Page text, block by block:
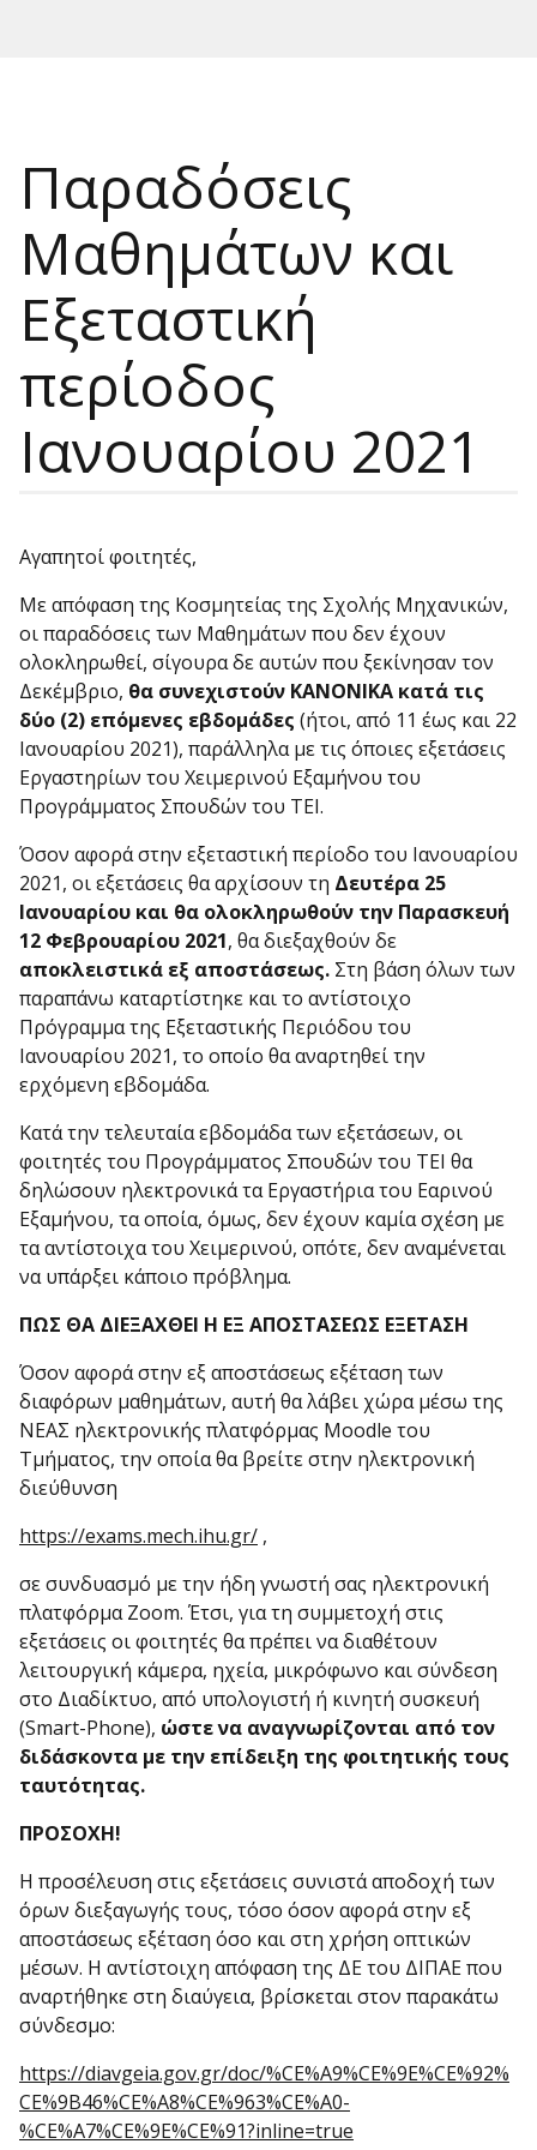
Παραδόσεις
Μαθημάτων και
Εξεταστική
περίοδος
Ιανουαρίου 2021
Αγαπητοί φοιτητές,
Με απόφαση της Κοσμητείας της Σχολής Μηχανικών,
οι παραδόσεις των Μαθημάτων που δεν έχουν
ολοκληρωθεί, σίγουρα δε αυτών που ξεκίνησαν τον
Δεκέμβριο, θα συνεχιστούν ΚΑΝΟΝΙΚΑ κατά τις
δύο (2) επόμενες εβδομάδες (ήτοι, από 11 έως και 22
Ιανουαρίου 2021), παράλληλα με τις όποιες εξετάσεις
Εργαστηρίων του Χειμερινού Εξαμήνου του
Προγράμματος Σπουδών του ΤΕΙ.
Όσον αφορά στην εξεταστική περίοδο του Ιανουαρίου
2021, οι εξετάσεις θα αρχίσουν τη Δευτέρα 25
Ιανουαρίου και θα ολοκληρωθούν την Παρασκευή
12 Φεβρουαρίου 2021, θα διεξαχθούν δε
αποκλειστικά εξ αποστάσεως. Στη βάση όλων των
παραπάνω καταρτίστηκε και το αντίστοιχο
Πρόγραμμα της Εξεταστικής Περιόδου του
Ιανουαρίου 2021, το οποίο θα αναρτηθεί την
ερχόμενη εβδομάδα.
Κατά την τελευταία εβδομάδα των εξετάσεων, οι
φοιτητές του Προγράμματος Σπουδών του ΤΕΙ θα
δηλώσουν ηλεκτρονικά τα Εργαστήρια του Εαρινού
Εξαμήνου, τα οποία, όμως, δεν έχουν καμία σχέση με
τα αντίστοιχα του Χειμερινού, οπότε, δεν αναμένεται
να υπάρξει κάποιο πρόβλημα.
ΠΩΣ ΘΑ ΔΙΕΞΑΧΘΕΙ Η ΕΞ ΑΠΟΣΤΑΣΕΩΣ ΕΞΕΤΑΣΗ
Όσον αφορά στην εξ αποστάσεως εξέταση των
διαφόρων μαθημάτων, αυτή θα λάβει χώρα μέσω της
ΝΕΑΣ ηλεκτρονικής πλατφόρμας Moodle του
Τμήματος, την οποία θα βρείτε στην ηλεκτρονική
διεύθυνση
https://exams.mech.ihu.gr/ ,
σε συνδυασμό με την ήδη γνωστή σας ηλεκτρονική
πλατφόρμα Zoom. Έτσι, για τη συμμετοχή στις
εξετάσεις οι φοιτητές θα πρέπει να διαθέτουν
λειτουργική κάμερα, ηχεία, μικρόφωνο και σύνδεση
στο Διαδίκτυο, από υπολογιστή ή κινητή συσκευή
(Smart-Phone), ώστε να αναγνωρίζονται από τον
διδάσκοντα με την επίδειξη της φοιτητικής τους
ταυτότητας.
ΠΡΟΣΟΧΗ!
Η προσέλευση στις εξετάσεις συνιστά αποδοχή των
όρων διεξαγωγής τους, τόσο όσον αφορά στην εξ
αποστάσεως εξέταση όσο και στη χρήση οπτικών
μέσων. Η αντίστοιχη απόφαση της ΔΕ του ΔΙΠΑΕ που
αναρτήθηκε στη διαύγεια, βρίσκεται στον παρακάτω
σύνδεσμο:
https://diavgeia.gov.gr/doc/%CE%A9%CE%9E%CE%92%
CE%9B46%CE%A8%CE%963%CE%A0-
%CE%A7%CE%9E%CE%91?inline=true